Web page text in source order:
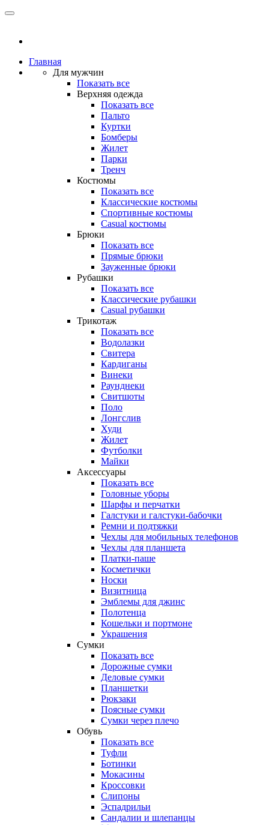
Главная
Для мужчин
Показать все
Верхняя одежда
Показать все
Пальто
Куртки
Бомберы
Жилет
Парки
Тренч
Костюмы
Показать все
Классические костюмы
Спортивные костюмы
Casual костюмы
Брюки
Показать все
Прямые брюки
Зауженные брюки
Рубашки
Показать все
Классические рубашки
Casual рубашки
Трикотаж
Показать все
Водолазки
Свитера
Кардиганы
Винеки
Раунднеки
Свитшоты
Поло
Лонгслив
Худи
Жилет
Футболки
Майки
Аксессуары
Показать все
Головные уборы
Шарфы и перчатки
Галстуки и галстуки-бабочки
Ремни и подтяжки
Чехлы для мобильных телефонов
Чехлы для планшета
Платки-паше
Косметички
Носки
Визитница
Эмблемы для джинс
Полотенца
Кошельки и портмоне
Украшения
Сумки
Показать все
Дорожные сумки
Деловые сумки
Планшетки
Рюкзаки
Поясные сумки
Сумки через плечо
Обувь
Показать все
Туфли
Ботинки
Мокасины
Кроссовки
Слипоны
Эспадрильи
Сандалии и шлепанцы